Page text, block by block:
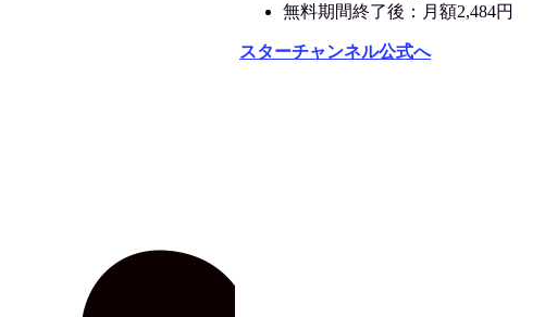
無料期間終了後：月額2,484円
スターチャンネル公式へ